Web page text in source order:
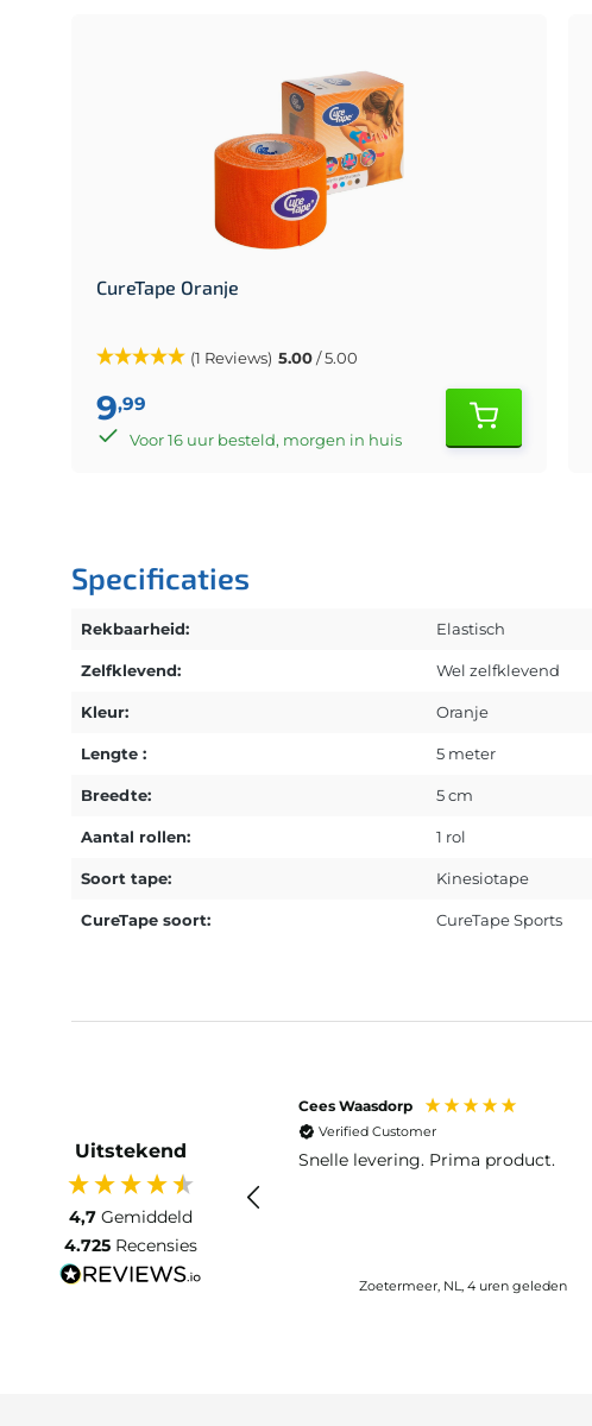
CureTape Oranje
(1 Reviews) 5.00/ 5.00
9,99
Voor 16 uur besteld, morgen in huis
Specificaties
Rekbaarheid: Elastisch
Zelfklevend: Wel zelfklevend
Kleur: Oranje
Lengte : 5 meter
Breedte: 5 cm
Aantal rollen: 1 rol
Soort tape: Kinesiotape
CureTape soort: CureTape Sports
Uitstekend
4,7 Gemiddeld
4.725 Recensies
Cees Waasdorp
Verified Customer
Snelle levering. Prima product.
Zoetermeer, NL, 4 uren geleden